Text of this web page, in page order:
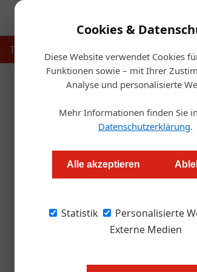
Cookies &
Diese Website verwendet Cookies
Funktionen sowie – mit Ihrer
Analyse und personalisierte
Mehr Informationen finden Sie
Datenschutzerklärung.
Alle akzeptieren
Statistik
Personalisierte
Externe Medien
Touristik
Daniel Nutz
Fast jeder Wirt hatte
es durch das
lösen.
Den Heurigen